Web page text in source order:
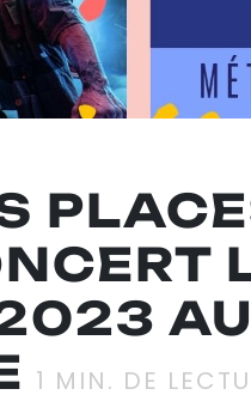
AU
1 MIN. DE